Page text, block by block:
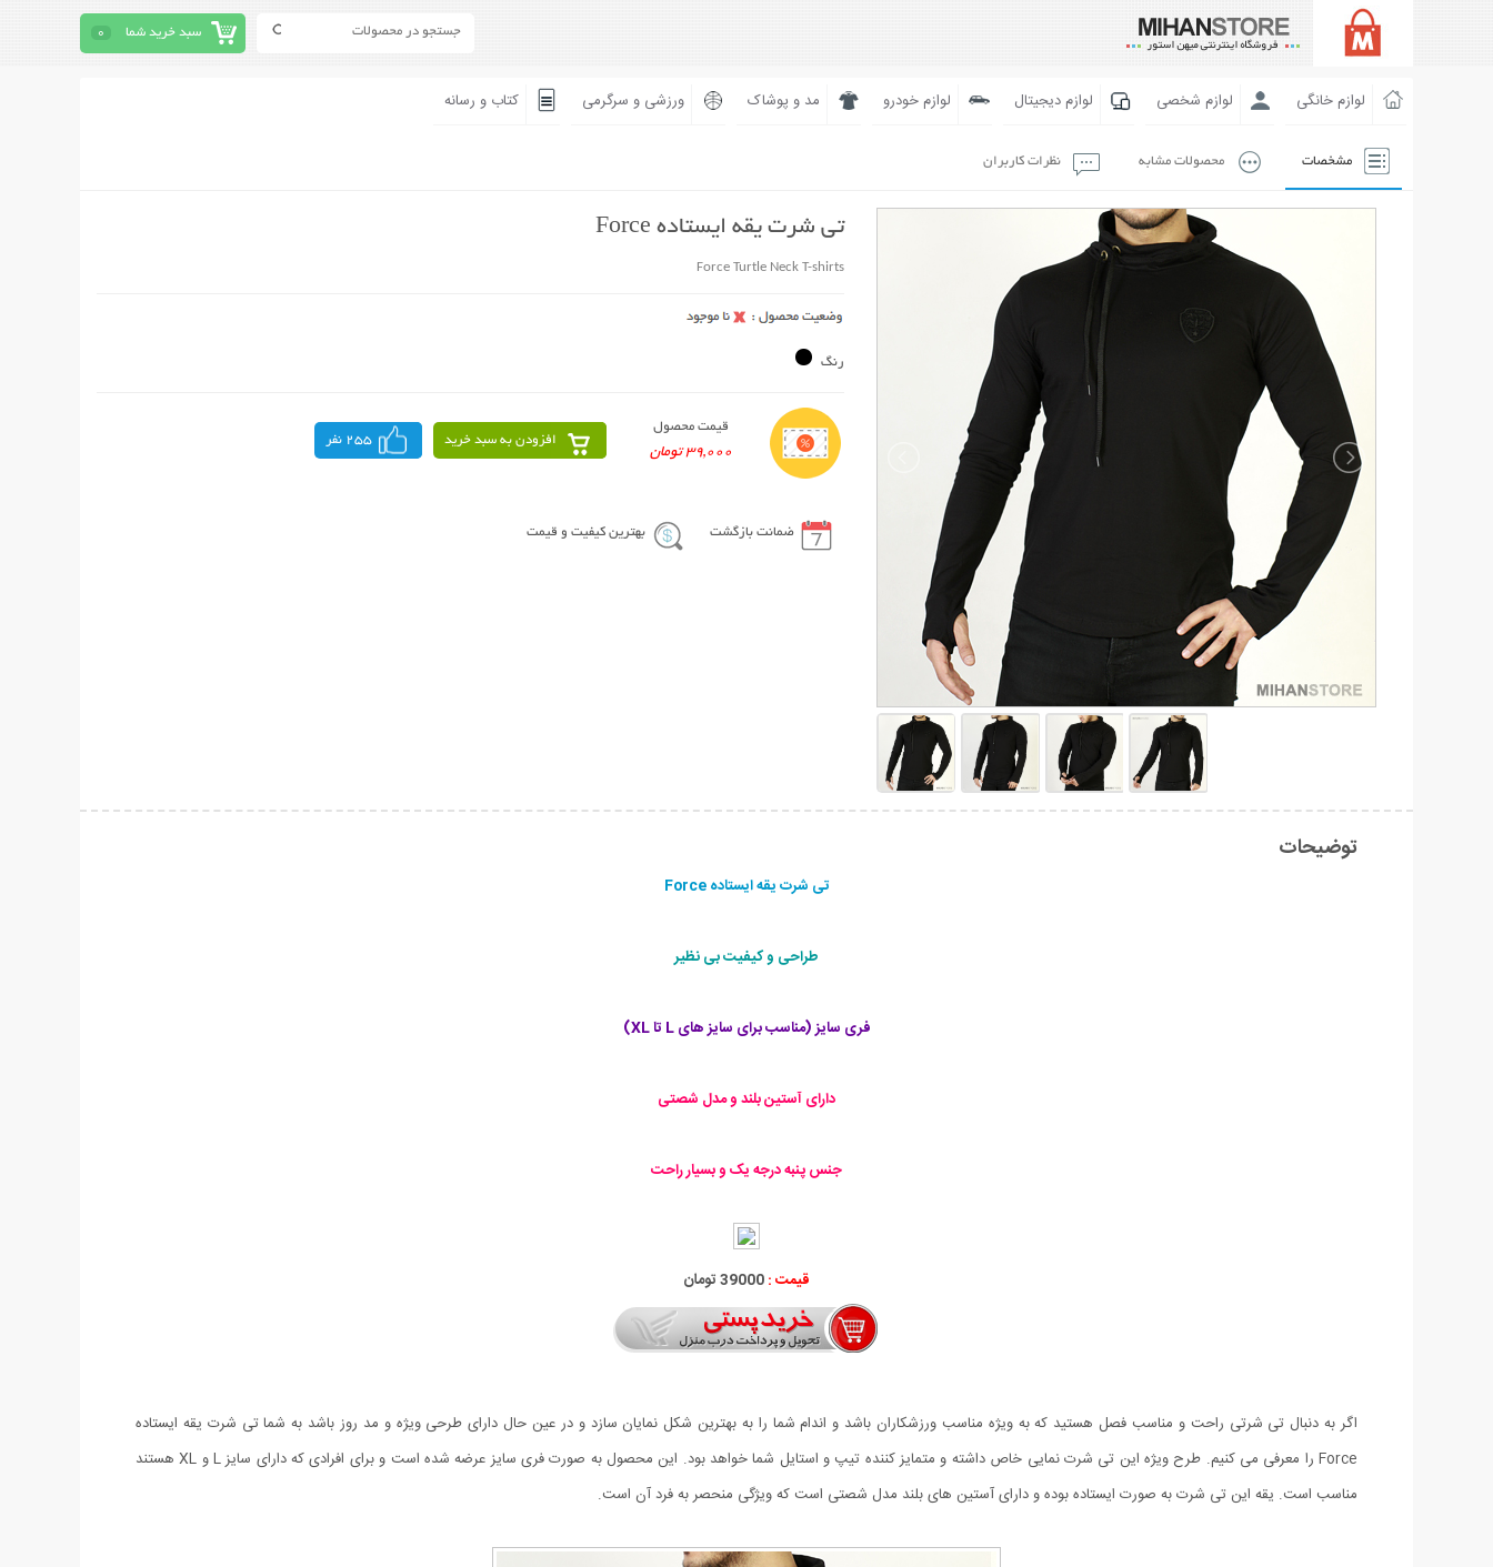
سبد خرید شما 0
لوازم خانگی لوازم شخصی لوازم دیجیتال لوازم خودرو مد و پوشاک ورزشی و سرگرمی کتاب و رسانه
مشخصات محصولات مشابه نظرات کاربران
تی شرت یقه ایستاده Force
Force Turtle Neck T-shirts
رنگ
قیمت محصول
39,000 تومان
افزودن به سبد خرید 255 نفر
ضمانت بازگشت بهترین کیفیت و قیمت
توضیحات
تی شرت یقه ایستاده Force
طراحی و کیفیت بی نظیر
فری سایز (مناسب برای سایز های L تا XL)
دارای آستین بلند و مدل شصتی
جنس پنبه درجه یک و بسیار راحت
قیمت :39000 تومان
اگر به دنبال تی شرتی راحت و مناسب فصل هستید که به ویژه مناسب ورزشکاران باشد و اندام شما را به بهترین شکل نمایان سازد و در عین حال دارای طرحی ویژه و مد روز باشد به شما تی شرت یقه ایستاده
Force را معرفی می کنیم. طرح ویژه این تی شرت نمایی خاص داشته و متمایز کننده تیپ و استایل شما خواهد بود. این محصول به صورت فری سایز عرضه شده است و برای افرادی که دارای سایز L و XL هستند
مناسب است. یقه این تی شرت به صورت ایستاده بوده و دارای آستین های بلند مدل شصتی است که ویژگی منحصر به فرد آن است.